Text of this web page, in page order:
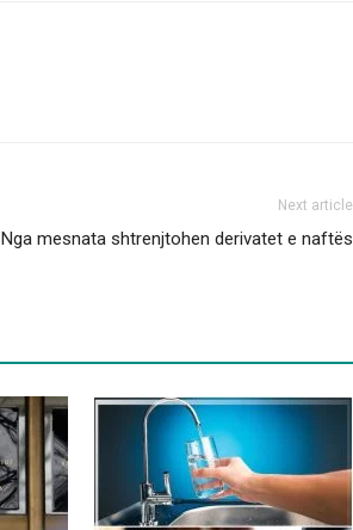
Next article
Nga mesnata shtrenjtohen derivatet e naftës